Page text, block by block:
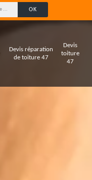
Devis réparation
de toiture 47
Devis
toiture
47